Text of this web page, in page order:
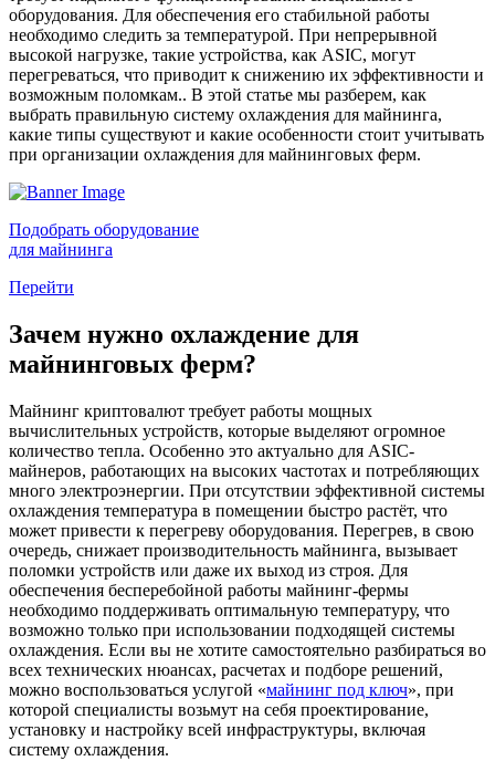
оборудования. Для обеспечения его стабильной работы
необходимо следить за температурой. При непрерывной
высокой нагрузке, такие устройства, как ASIC, могут
перегреваться, что приводит к снижению их эффективности и
возможным поломкам.. В этой статье мы разберем, как
выбрать правильную систему охлаждения для майнинга,
какие типы существуют и какие особенности стоит учитывать
при организации охлаждения для майнинговых ферм.
Подобрать оборудование
для майнинга
Перейти
Зачем нужно охлаждение для
майнинговых ферм?
Майнинг криптовалют требует работы мощных
вычислительных устройств, которые выделяют огромное
количество тепла. Особенно это актуально для ASIC-
майнеров, работающих на высоких частотах и потребляющих
много электроэнергии. При отсутствии эффективной системы
охлаждения температура в помещении быстро растёт, что
может привести к перегреву оборудования. Перегрев, в свою
очередь, снижает производительность майнинга, вызывает
поломки устройств или даже их выход из строя. Для
обеспечения бесперебойной работы майнинг-фермы
необходимо поддерживать оптимальную температуру, что
возможно только при использовании подходящей системы
охлаждения. Если вы не хотите самостоятельно разбираться во
всех технических нюансах, расчетах и подборе решений,
можно воспользоваться услугой «майнинг под ключ», при
которой специалисты возьмут на себя проектирование,
установку и настройку всей инфраструктуры, включая
систему охлаждения.